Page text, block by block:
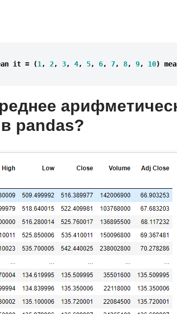
it = (1 , 2, 3, 4, 5, 6, 7, 8, 9, 10)
pandas?